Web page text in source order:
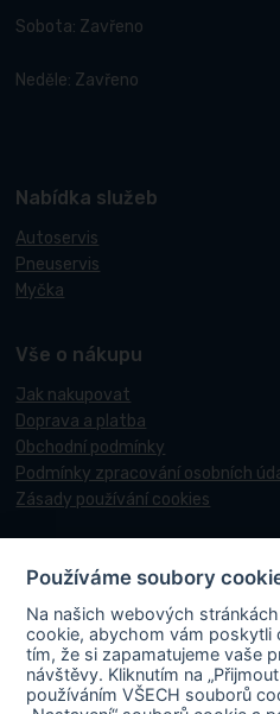
Sobota: Zavřeno
Neděle: Zavřeno
Nabídka služeb
Autoservis
Pneuservis
Myčka
Vše o nákupu
Jak nakupovat
Doprava a platba
Obchodní podmínky
Podmínky zpracování osobních
Zásady používání cookies
© 2017-2026
Webové stránky
Používáme soubory
Na našich webových
cookie, abychom vám poskytli
tím, že si zapamatujeme vaše
návštěvy. Kliknutím na
používáním VŠECH souborů